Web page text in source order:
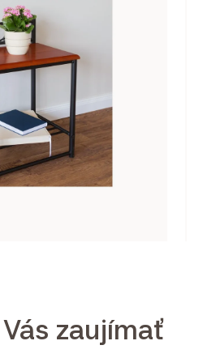
zaujímať